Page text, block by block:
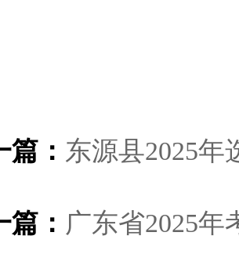
篇： 东源县2025
篇： 广东省2025